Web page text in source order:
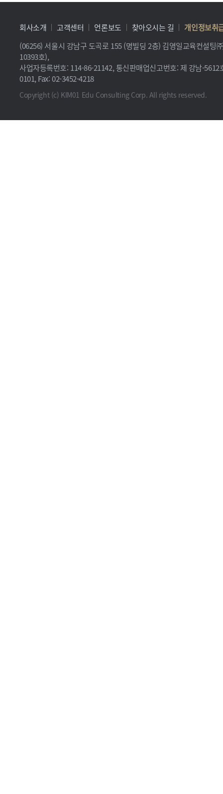
회사소개 고객센터 언론보도 찾아오시는 길
개인정보취
(06256) 서울시 강남구 도곡로 155 (명빌딩 2층) 김영일교육컨설팅
10393호),
사업자등록번호: 114-86-21142, 통신판매업신고번호: 제 강남-
0101, Fax: 02-3452-4218
Copyright (c) KIM01 Edu Consulting Corp. All rights reserved.